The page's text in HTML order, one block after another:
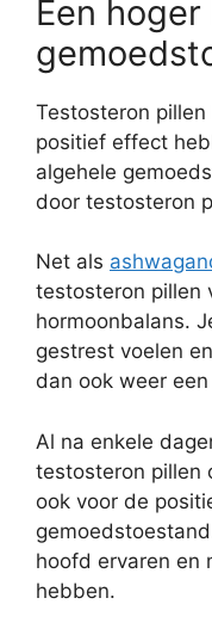
Een
Testosteron
positief effect
algehele
door testosteron
Net als
testosteron pillen
hormoonbalans.
gestrest voelen
dan ook weer
Al na enkele
testosteron pillen
ook voor de
hoofd ervaren en
hebben.